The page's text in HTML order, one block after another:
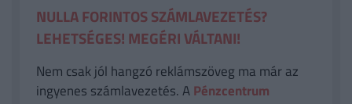
NULLA FORINTOS SZÁMLAVEZETÉS?
LEHETSÉGES! MEGÉRI VÁLTANI!
Nem csak jól hangzó reklámszöveg ma már az
ingyenes számlavezetés. APénzcentrum